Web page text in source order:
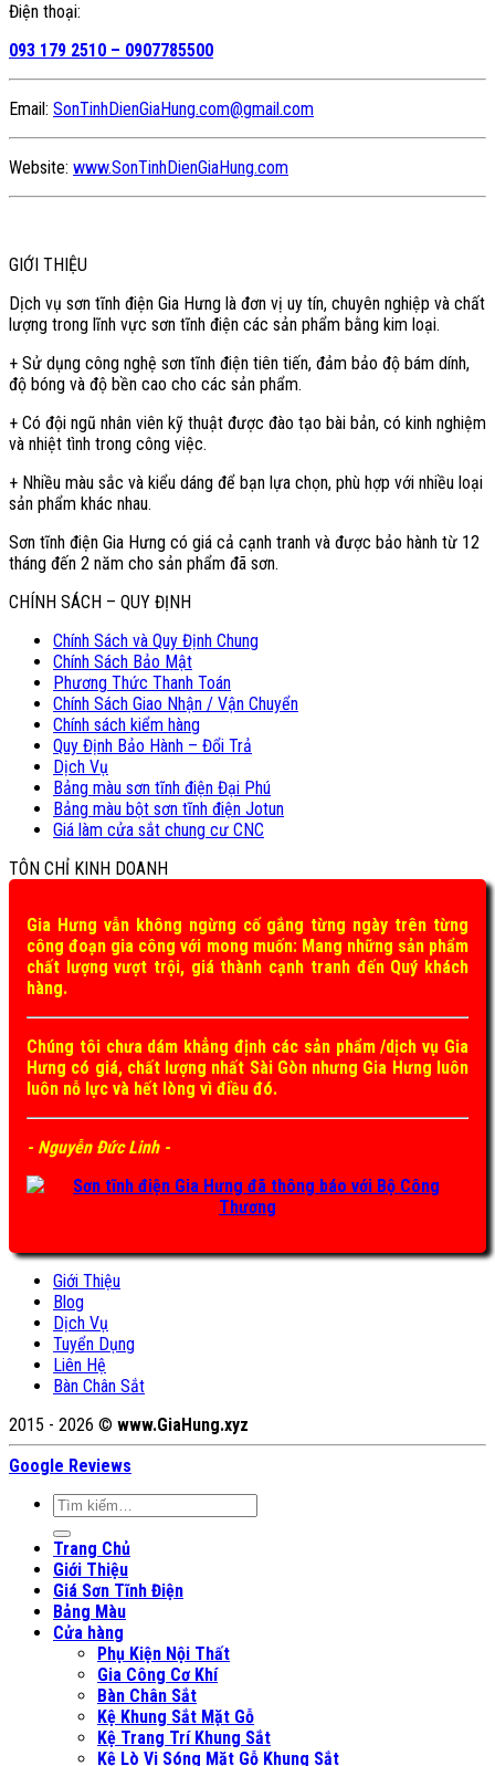
Điện thoại:
093 179 2510 – 0907785500
Email: SonTinhDienGiaHung.com@gmail.com
Website: www.SonTinhDienGiaHung.com
GIỚI THIỆU
Dịch vụ sơn tĩnh điện Gia Hưng là đơn vị uy tín, chuyên nghiệp và chất
lượng trong lĩnh vực sơn tĩnh điện các sản phẩm bằng kim loại.
+ Sử dụng công nghệ sơn tĩnh điện tiên tiến, đảm bảo độ bám dính,
độ bóng và độ bền cao cho các sản phẩm.
+ Có đội ngũ nhân viên kỹ thuật được đào tạo bài bản, có kinh nghiệm
và nhiệt tình trong công việc.
+ Nhiều màu sắc và kiểu dáng để bạn lựa chọn, phù hợp với nhiều loại
sản phẩm khác nhau.
Sơn tĩnh điện Gia Hưng có giá cả cạnh tranh và được bảo hành từ 12
tháng đến 2 năm cho sản phẩm đã sơn.
CHÍNH SÁCH – QUY ĐỊNH
Chính Sách và Quy Định Chung
Chính Sách Bảo Mật
Phương Thức Thanh Toán
Chính Sách Giao Nhận / Vận Chuyển
Chính sách kiểm hàng
Quy Định Bảo Hành – Đổi Trả
Dịch Vụ
Bảng màu sơn tĩnh điện Đại Phú
Bảng màu bột sơn tĩnh điện Jotun
Giá làm cửa sắt chung cư CNC
TÔN CHỈ KINH DOANH
Gia Hưng vẫn không ngừng cố gắng từng ngày trên từng
công đoạn gia công với mong muốn: Mang những sản phẩm
chất lượng vượt trội, giá thành cạnh tranh đến Quý khách
hàng.
Chúng tôi chưa dám khẳng định các sản phẩm /dịch vụ Gia
Hưng có giá, chất lượng nhất Sài Gòn nhưng Gia Hưng luôn
luôn nỗ lực và hết lòng vì điều đó.
- Nguyễn Đức Linh -
Giới Thiệu
Blog
Dịch Vụ
Tuyển Dụng
Liên Hệ
Bàn Chân Sắt
2015 - 2026 © www.GiaHung.xyz
Google Reviews
Tìm
Trang Chủ
Giới Thiệu
Giá Sơn Tĩnh Điện
Bảng Màu
Cửa hàng
Phụ Kiện Nội Thất
Gia Công Cơ Khí
Bàn Chân Sắt
Kệ Khung Sắt Mặt Gỗ
Kệ Trang Trí Khung Sắt
Kệ Lò Vi Sóng Mặt Gỗ Khung Sắt